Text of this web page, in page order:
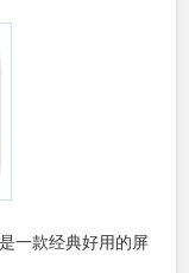
一款经典好用的屏